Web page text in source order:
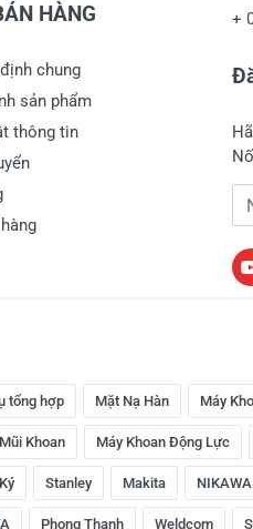
HÀNG
chung
sản phẩm
thông tin
+
tổng hợp Mặt Nạ Hàn Máy
Mũi Khoan Máy Khoan Động Lực
Stanley Makita NIKAWA
Phong Thạnh Weldcom